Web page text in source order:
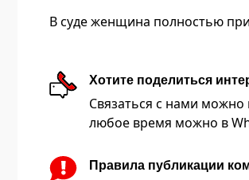
В суде женщина полностью
Хотите поделиться
Связаться с нами можно
любое время можно в
Правила публикации